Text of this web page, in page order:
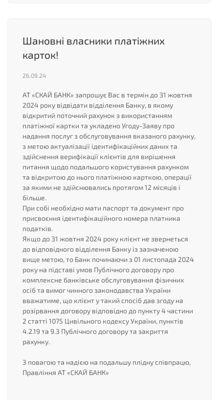
Шановні власники платіжних
карток!
26.09.24
АТ «СКАЙ БАНК» запрошує Вас в термін до 31 жовтня
2024 року відвідати відділення Банку, в якому
відкритий поточний рахунок з використанням
платіжної картки та укладено Угоду-Заяву про
надання послуг з обслуговування вказаного рахунку,
з метою актуалізації ідентифікаційних даних та
здійснення верифікації клієнтів для вирішення
питання щодо подальшого користування рахунком
та відкритою до нього платіжною карткою, операції
за якими не здійснювались протягом 12 місяців і
більше.
При собі необхідно мати паспорт та документ про
присвоєння ідентифікаційного номера платника
податків.
Якщо до 31 жовтня 2024 року клієнт не звернеться
до відповідного відділення Банку із зазначеною
вище метою, то Банк починаючи з 01 листопада 2024
року на підставі умов Публічного договору про
комплексне банківське обслуговування фізичних
осіб та вимог чинного законодавства України
вважатиме, що клієнт у такий спосіб дав згоду на
розірвання договору відповідно до пункту 4 частини
2 статті 1075 Цивільного кодексу України, пунктів
4.2.19 та 9.3 Публічного договору та закриття
рахунку.
З повагою та надією на подальшу плідну співпрацю,
Правління АТ «СКАЙ БАНК»